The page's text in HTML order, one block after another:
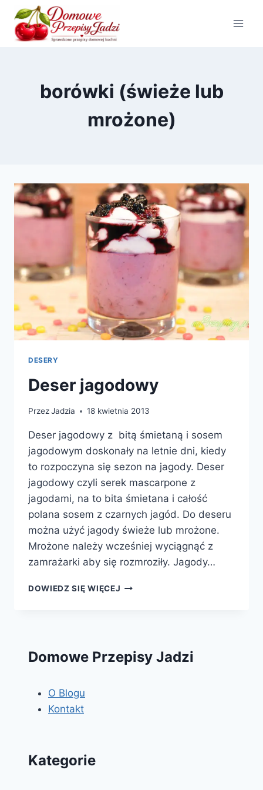
Przejdź
treści
borówki (świeże lub
mrożone)
DESERY
Deser jagodowy
PrzezJadzia 18 kwietnia 2013
Deser jagodowy z bitą śmietaną i sosem
jagodowym doskonały na letnie dni, kiedy
to rozpoczyna się sezon na jagody. Deser
jagodowy czyli serek mascarpone z
jagodami, na to bita śmietana i całość
polana sosem z czarnych jagód. Do deseru
można użyć jagody świeże lub mrożone.
Mrożone należy wcześniej wyciągnąć z
zamrażarki aby się rozmroziły. Jagody…
DOWIEDZ SIĘ WIĘCEJ DESER
Domowe Przepisy Jadzi
O Blogu
Kontakt
Kategorie